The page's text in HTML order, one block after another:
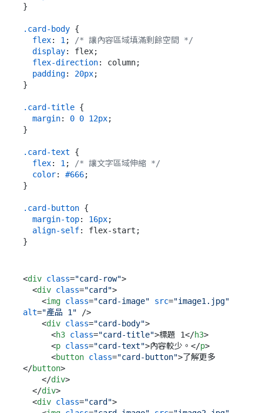
}
.card-body {
flex: 1 ;
/* 讓內容區域填滿剩餘空間 */
display: flex;
flex-direction: column;
padding: 20px;
}
.card-title {
margin: 0 0 12px;
}
.card-text {
flex: 1 ;
/* 讓文字區域伸縮 */
color: #666;
}
.card-button {
margin-top: 16px;
align-self: flex-start;
<div class="card-row">
<div class="card">
<img class="card-image" src="image1.jpg"
alt="產品 1" />
<div class="card-body">
<h3 class="card-title">標題 1</h3>
<p class="card-text">內容較少。 </p>
<button class="card-button">了解更多
</button>
</div>
</div>
<div class="card">